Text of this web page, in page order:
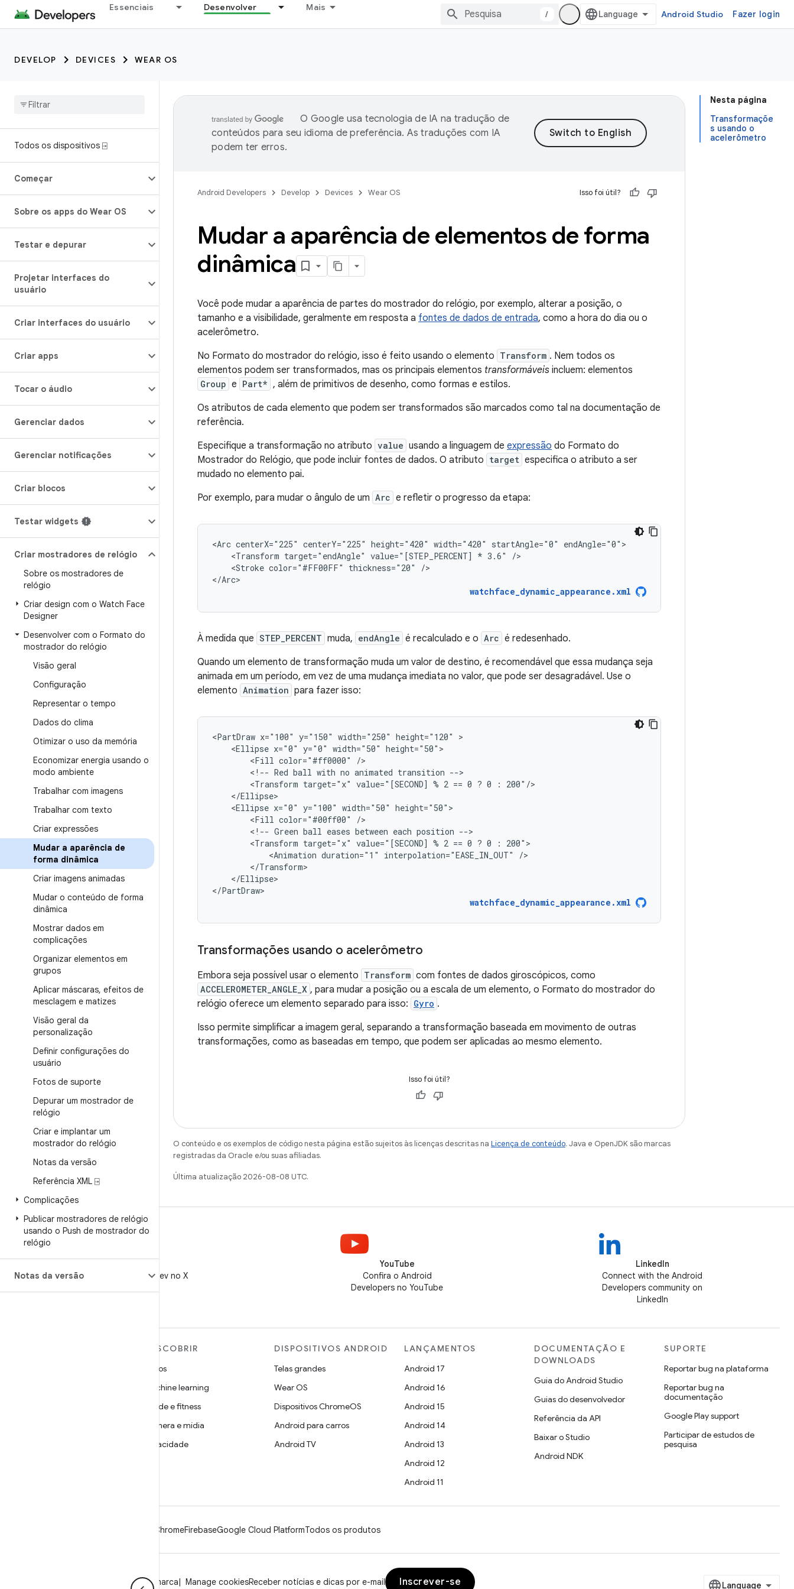
Essenciais Desenvolver Mais
/ Android Studio Fazer login
DEVELOP DEVICES WEAR OS
Todos os dispositivos ⍈
Começar
Sobre os apps do Wear OS
Testar e depurar
Projetar interfaces do
usuário
Criar interfaces do usuário
Criar apps
Tocar o áudio
Gerenciar dados
Gerenciar notificações
Criar blocos
Testar widgets
Criar mostradores de relógio
Sobre os mostradores de
relógio
Criar design com o Watch Face
Designer
Desenvolver com o Formato do
mostrador do relógio
Visão geral
Configuração
Representar o tempo
Dados do clima
Otimizar o uso da memória
Economizar energia usando o
modo ambiente
Trabalhar com imagens
Trabalhar com texto
Criar expressões
Mudar a aparência de
forma dinâmica
Criar imagens animadas
Mudar o conteúdo de forma
dinâmica
Mostrar dados em
complicações
Organizar elementos em
grupos
Aplicar máscaras, efeitos de
mesclagem e matizes
Visão geral da
personalização
Definir configurações do
usuário
Fotos de suporte
Depurar um mostrador de
relógio
Criar e implantar um
mostrador do relógio
Notas da versão
Referência XML ⍈
Complicações
Publicar mostradores de relógio
usando o Push de mostrador do
relógio
Notas da versão
Nesta página
Transformaçõe
s usando o
acelerômetro
O Google usa tecnologia de IA na tradução de
conteúdos para seu idioma de preferência. As traduções com IA
podem ter erros.
Android Developers Develop Devices Wear OS Isso foi útil?
Mudar a aparência de elementos de forma
dinâmica
Você pode mudar a aparência de partes do mostrador do relógio, por exemplo, alterar a posição, o
tamanho e a visibilidade, geralmente em resposta a fontes de dados de entrada, como a hora do dia ou o
acelerômetro.
No Formato do mostrador do relógio, isso é feito usando o elemento Transform . Nem todos os
elementos podem ser transformados, mas os principais elementos transformáveis incluem: elementos
Group e Part* , além de primitivos de desenho, como formas e estilos.
Os atributos de cada elemento que podem ser transformados são marcados como tal na documentação de
referência.
Especifique a transformação no atributo value usando a linguagem de expressão do Formato do
Mostrador do Relógio, que pode incluir fontes de dados. O atributo target especifica o atributo a ser
mudado no elemento pai.
Por exemplo, para mudar o ângulo de um Arc e refletir o progresso da etapa:
<Arc centerX="225" centerY="225" height="420" width="420" startAngle="0"
<Transform target="endAngle" value="[STEP_PERCENT] * 3.6"
<Stroke color="#FF00FF" thickness="20"
/>
</Arc>
watchface_dynamic_appearance.xml
À medida que STEP_PERCENT muda, endAngle é recalculado e o Arc é redesenhado.
Quando um elemento de transformação muda um valor de destino, é recomendável que essa mudança seja
animada em um período, em vez de uma mudança imediata no valor, que pode ser desagradável. Use o
elemento Animation para fazer isso:
<PartDraw x="100" y="150" width="250" height="120"
<Ellipse x="0" y="0" width="50"
<Fill color="#ff0000"
<!-- Red ball with no animated transition
<Transform target="x" value="[SECOND] % 2 == 0 ? 0 :
<Ellipse x="0" y="100" width="50"
<Fill color="#00ff00"
<!-- Green ball eases between each position
<Transform target="x" value="[SECOND] % 2 == 0 ? 0 :
<Animation duration="1" interpolation="EASE_IN_OUT"
</Ellipse>
</PartDraw>
watchface_dynamic_appearance.xml
Transformações usando o acelerômetro
Embora seja possível usar o elemento Transform com fontes de dados giroscópicos, como
ACCELEROMETER_ANGLE_X , para mudar a posição ou a escala de um elemento, o Formato do mostrador do
relógio oferece um elemento separado para isso: Gyro .
Isso permite simplificar a imagem geral, separando a transformação baseada em movimento de outras
transformações, como as baseadas em tempo, que podem ser aplicadas ao mesmo elemento.
Isso foi útil?
O conteúdo e os exemplos de código nesta página estão sujeitos às licenças descritas na Licença de conteúdo. Java e OpenJDK são marcas
registradas da Oracle e/ou suas afiliadas.
Última atualização 2026-08-08 UTC.
Siga @AndroidDev no X
YouTube
Confira o Android
Developers no YouTube
LinkedIn
Connect with the Android
Developers community on
LinkedIn
DESCOBRIR
Jogos
Machine learning
Saúde e fitness
Câmera e mídia
Privacidade
DISPOSITIVOS ANDROID
Telas grandes
Wear OS
Dispositivos ChromeOS
Android para carros
Android TV
LANÇAMENTOS
Android 17
Android 16
Android 15
Android 14
Android 13
Android 12
Android 11
DOCUMENTAÇÃO E
DOWNLOADS
Guia do Android Studio
Guias do desenvolvedor
Referência da API
Baixar o Studio
Android NDK
SUPORTE
Reportar bug na plataforma
Reportar bug na
documentação
Google Play support
Participar de estudos de
pesquisa
ChromeFirebaseGoogle Cloud PlatformTodos os produtos
Diretrizes da marca Manage cookiesReceber notícias e dicas por e-mail Inscrever-se